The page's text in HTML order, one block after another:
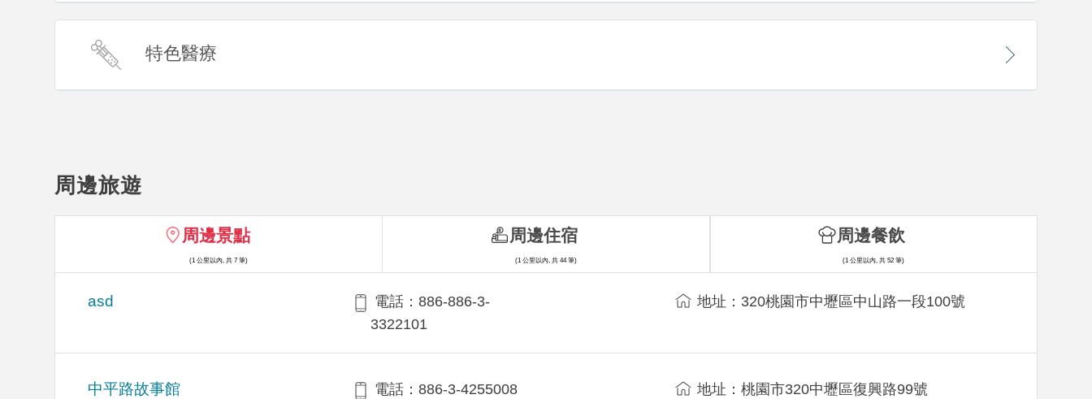
特色醫療
周邊旅遊
周邊景點
(1 公里以內, 共 7 筆)
asd
電話：886-886-3-
3322101
地址：320桃園市中壢區中山路一段100號
中平路故事館 電話：886-3-4255008 地址：桃園市320中壢區復興路99號
周邊住宿
(1 公里以內, 共 44 筆)
周邊餐飲
(1 公里以內, 共 52 筆)